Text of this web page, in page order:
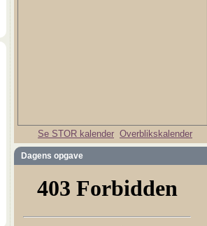
Se STOR kalender Overblikskalender
Dagens opgave